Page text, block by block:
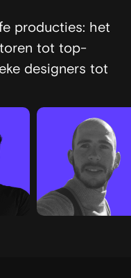
producties: het
tot top-
designers tot